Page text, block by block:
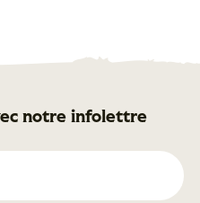
notre infolettre